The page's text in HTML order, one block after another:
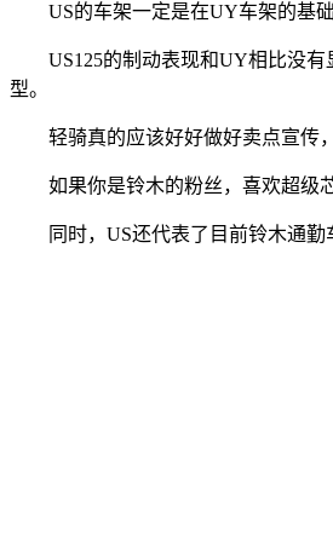
US的车架一定是在UY车架的基础
US125的制动表现和UY相比没有
型。
轻骑真的应该好好做好卖点宣传，
如果你是铃木的粉丝，喜欢超级芯
同时，US还代表了目前铃木通勤